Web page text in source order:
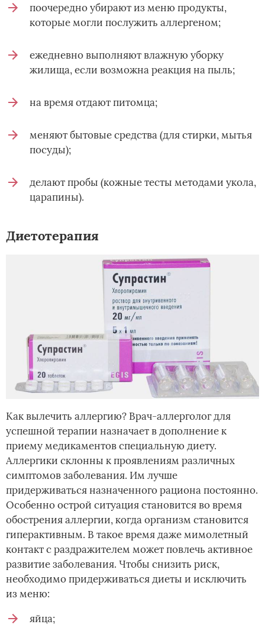
поочередно убирают из меню продукты,
которые могли послужить аллергеном;
ежедневно выполняют влажную уборку
жилища, если возможна реакция на пыль;
на время отдают питомца;
меняют бытовые средства (для стирки, мытья
посуды);
делают пробы (кожные тесты методами укола,
царапины).
Диетотерапия
Как вылечить аллергию? Врач-аллерголог для
успешной терапии назначает в дополнение к
приему медикаментов специальную диету.
Аллергики склонны к проявлениям различных
симптомов заболевания. Им лучше
придерживаться назначенного рациона постоянно.
Особенно острой ситуация становится во время
обострения аллергии, когда организм становится
гиперактивным. В такое время даже мимолетный
контакт с раздражителем может повлечь активное
развитие заболевания. Чтобы снизить риск,
необходимо придерживаться диеты и исключить
из меню:
яйца;